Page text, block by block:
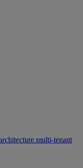
multi-tenant